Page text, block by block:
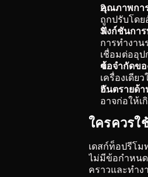
คุณภาพกา
ถูกปรับโด
ฟังก์ชันกา
การทำงาน
เชื่อมต่ออุ
ข้อจำกัดข
เครื่องเดีย
อันตรายด้
อาจก่อให้เ
ใครควรใ
เดสก์ท็อปรีโ
ไม่มีข้อกำหน
คราวและทำง